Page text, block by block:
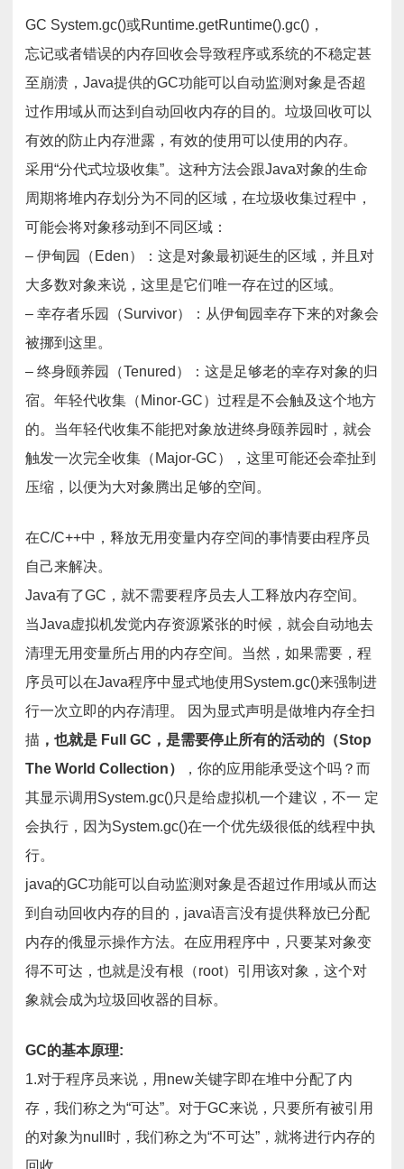
GC System.gc()或Runtime.getRuntime().gc()，
忘记或者错误的内存回收会导致程序或系统的不稳定甚
至崩溃，Java提供的GC功能可以自动监测对象是否超
过作用域从而达到自动回收内存的目的。垃圾回收可以
有效的防止内存泄露，有效的使用可以使用的内存。
采用“分代式垃圾收集”。这种方法会跟Java对象的生命
周期将堆内存划分为不同的区域，在垃圾收集过程中，
可能会将对象移动到不同区域：
– 伊甸园（Eden）：这是对象最初诞生的区域，并且对
大多数对象来说，这里是它们唯一存在过的区域。
– 幸存者乐园（Survivor）：从伊甸园幸存下来的对象会
被挪到这里。
– 终身颐养园（Tenured）：这是足够老的幸存对象的归
宿。年轻代收集（Minor-GC）过程是不会触及这个地方
的。当年轻代收集不能把对象放进终身颐养园时，就会
触发一次完全收集（Major-GC），这里可能还会牵扯到
压缩，以便为大对象腾出足够的空间。
在C/C++中，释放无用变量内存空间的事情要由程序员
自己来解决。
Java有了GC，就不需要程序员去人工释放内存空间。
当Java虚拟机发觉内存资源紧张的时候，就会自动地去
清理无用变量所占用的内存空间。当然，如果需要，程
序员可以在Java程序中显式地使用System.gc()来强制进
行一次立即的内存清理。 因为显式声明是做堆内存全扫
描 ，也就是 Full GC，是需要停止所有的活动的（Stop
The World Collection）
，你的应用能承受这个吗？而
其显示调用System.gc()只是给虚拟机一个建议，不一 定
会执行，因为System.gc()在一个优先级很低的线程中执
行。
java的GC功能可以自动监测对象是否超过作用域从而达
到自动回收内存的目的，java语言没有提供释放已分配
内存的俄显示操作方法。在应用程序中，只要某对象变
得不可达，也就是没有根（root）引用该对象，这个对
象就会成为垃圾回收器的目标。
GC的基本原理:
1.对于程序员来说，用new关键字即在堆中分配了内
存，我们称之为“可达”。对于GC来说，只要所有被引用
的对象为null时，我们称之为“不可达”，就将进行内存的
回收。